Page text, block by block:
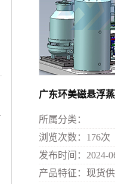
广东环美磁悬浮
所属分类：
浏览次数： 176次
发布时间： 2024-
产品特征： 现货